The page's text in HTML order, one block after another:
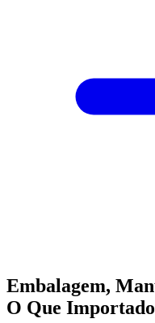
Embalagem,
O Que